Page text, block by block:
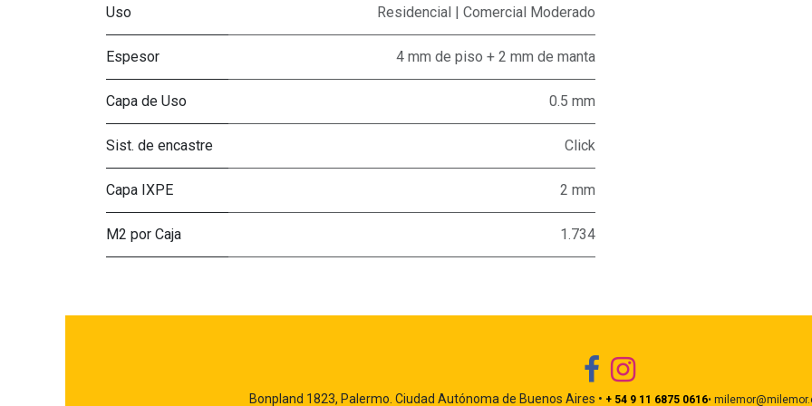
Uso Residencial | Comercial Moderado
Espesor 4 mm de piso + 2 mm de manta
Capa de Uso 0.5 mm
Sist. de encastre Click
Capa IXPE 2 mm
M2 por Caja 1.734
Bonpland 1823, Palermo. Ciudad Autónoma de Buenos Aires • + 54 9 11 6875 0616•